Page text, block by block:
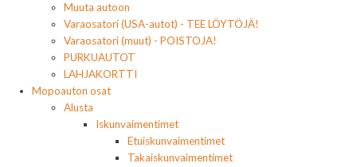
Muuta autoon
Varaosatori (USA-autot) - TEE LÖYTÖJÄ!
Varaosatori (muut) - POISTOJA!
PURKUAUTOT
LAHJAKORTTI
Mopoauton osat
Alusta
Iskunvaimentimet
Etuiskunvaimentimet
Takaiskunvaimentimet